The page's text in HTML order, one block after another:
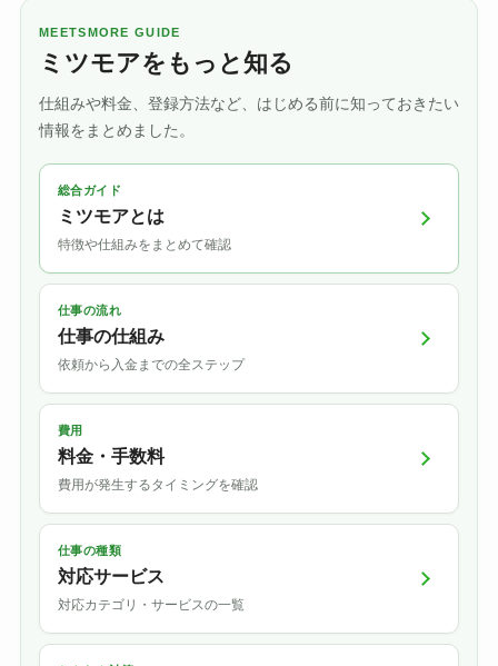
MEETSMORE GUIDE
ミツモアをもっと知る
仕組みや料金、登録方法など、はじめる前に知っておきたい
情報をまとめました。
総合ガイド
ミツモアとは
特徴や仕組みをまとめて確認
仕事の流れ
仕事の仕組み
依頼から入金までの全ステップ
費用
料金・手数料
費用が発生するタイミングを確認
仕事の種類
対応サービス
対応カテゴリ・サービスの一覧